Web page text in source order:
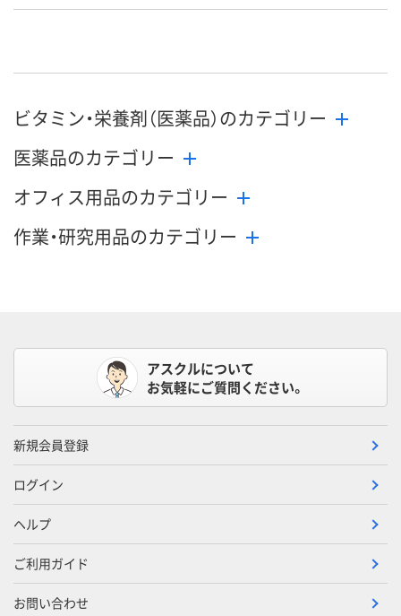
ビタミン・栄養剤（医薬品）のカテゴリー
医薬品のカテゴリー
オフィス用品のカテゴリー
作業・研究用品のカテゴリー
アスクルについて
お気軽にご質問ください。
新規会員登録
ログイン
ヘルプ
ご利用ガイド
お問い合わせ